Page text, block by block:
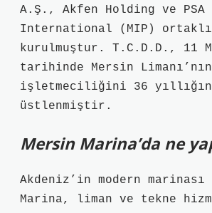
A.Ş., Akfen Holding ve PSA
International (MIP)
kurulmuştur. T.C.D.D., 11
tarihinde Mersin Limanı’nın
işletmeciliğini 36
üstlenmiştir.
Mersin Marina’da ne
Akdeniz’in modern marinası
Marina, liman ve tekne